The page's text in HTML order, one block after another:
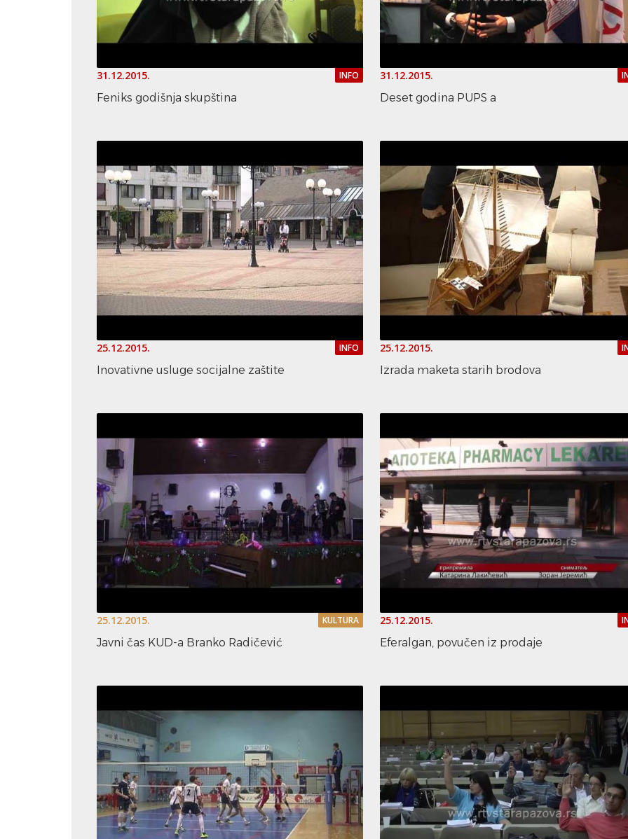
31.12.2015. INFO
Feniks godišnja skupština
31.12.2015.
Deset godina PUPS a
25.12.2015. INFO
Inovativne usluge socijalne zaštite
25.12.2015.
Izrada maketa starih brodova
25.12.2015. KULTURA
Javni čas KUD-a Branko Radičević
25.12.2015.
Eferalgan, povučen iz prodaje